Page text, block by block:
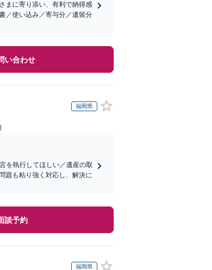
まに寄り添い、有利で納得感
／使い込み／寄与分／遺留分
い合わせ
福岡県
を執行してほしい／遺産の取
題も粘り強く対応し、解決に
談予約
福岡県